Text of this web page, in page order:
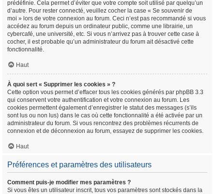
prédéfinie. Cela permet d’éviter que votre compte soit utilisé par quelqu’un
d’autre. Pour rester connecté, veuillez cocher la case « Se souvenir de
moi » lors de votre connexion au forum. Ceci n’est pas recommandé si vous
accédez au forum depuis un ordinateur public, comme une librairie, un
cybercafé, une université, etc. Si vous n’arrivez pas à trouver cette case à
cocher, il est probable qu’un administrateur du forum ait désactivé cette
fonctionnalité.
Haut
À quoi sert « Supprimer les cookies » ?
Cette option vous permet d’effacer tous les cookies générés par phpBB 3.3
qui conservent votre authentification et votre connexion au forum. Les
cookies permettent également d’enregistrer le statut des messages (s’ils
sont lus ou non lus) dans le cas où cette fonctionnalité a été activée par un
administrateur du forum. Si vous rencontrez des problèmes récurrents de
connexion et de déconnexion au forum, essayez de supprimer les cookies.
Haut
Préférences et paramètres des utilisateurs
Comment puis-je modifier mes paramètres ?
Si vous êtes un utilisateur inscrit, tous vos paramètres sont stockés dans la